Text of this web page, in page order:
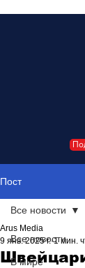
Пост
Все новости
В мире
Все новости
Arus Media
9 янв. 2025 г. 1 мин.